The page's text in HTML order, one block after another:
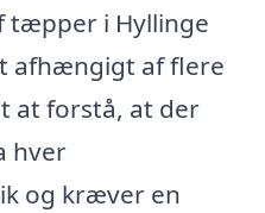
tæpper i Hyllinge
afhængigt af flere
at forstå, at der
hver
og kræver en